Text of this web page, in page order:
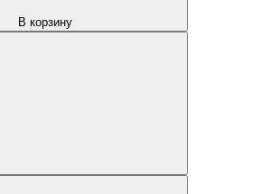
В корзину